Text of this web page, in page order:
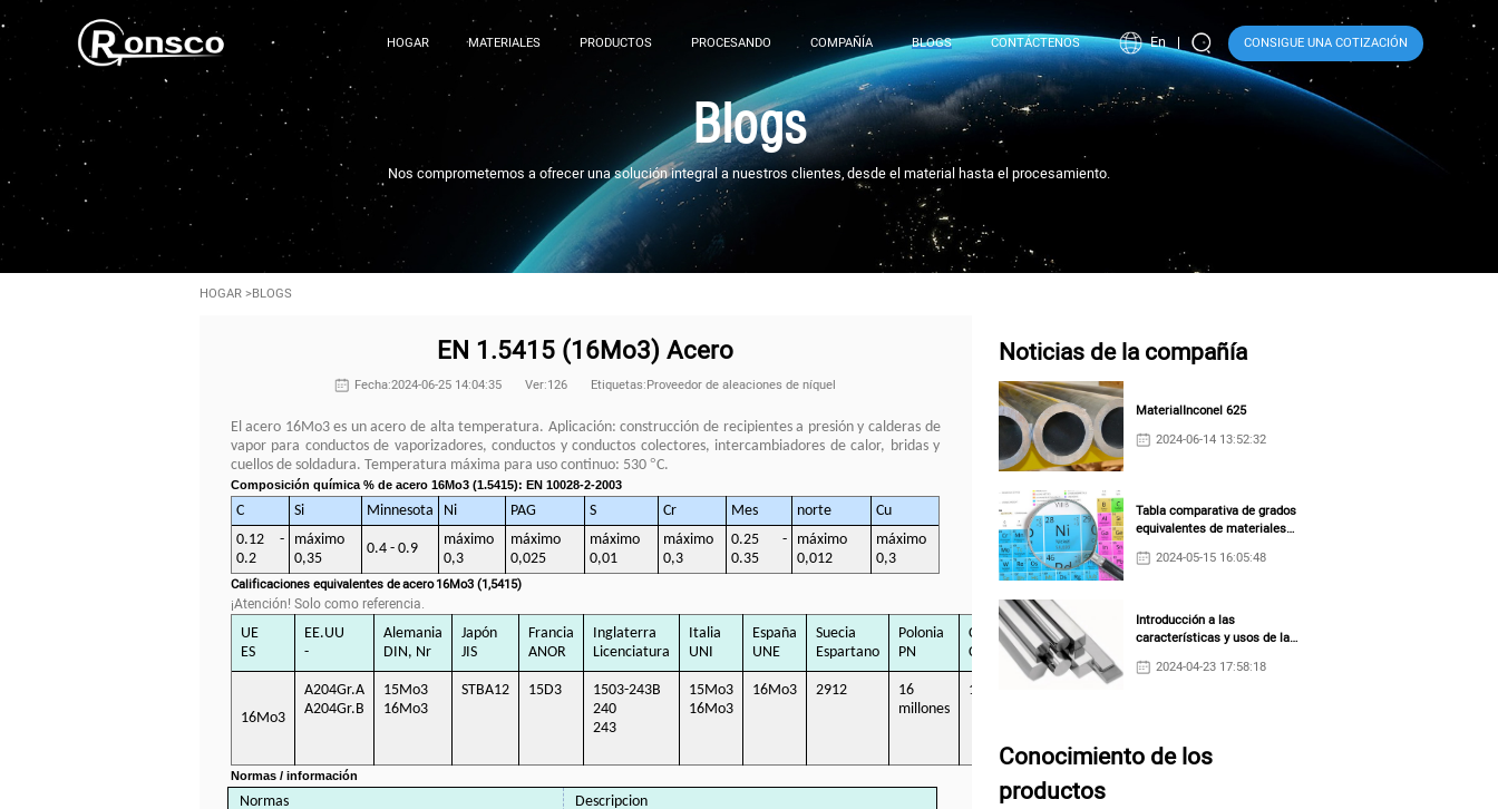
HOGAR MATERIALES PRODUCTOS PROCESANDO COMPAÑÍA BLOGS CONTÁCTENOS En CONSIGUE UNA COTIZACIÓN
Blogs
Nos comprometemos a ofrecer una solución integral a nuestros clientes, desde el material hasta el procesamiento.
HOGAR>BLOGS
EN 1.5415 (16Mo3) Acero
Fecha:2024-06-25 14:04:35 Ver:126 Etiquetas:Proveedor de aleaciones de níquel
El acero 16Mo3 es un acero de alta temperatura. Aplicación: construcción de recipientes a presión y calderas de
vapor para conductos de vaporizadores, conductos y conductos colectores, intercambiadores de calor, bridas y
cuellos de soldadura. Temperatura máxima para uso continuo: 530 °C.
Composición química % de acero 16Mo3 (1.5415): EN 10028-2-2003
C Si Minnesota Ni PAG S Cr Mes norte
Cu
0.12 -
0.2
máximo
0,35
0.4 - 0.9
máximo
0,3
máximo
0,025
máximo
0,01
máximo
0,3
0.25 -
0.35
máximo
0,012
máximo
0,3
Calificaciones equivalentes deacero 16Mo3 (1,5415)
¡Atención! Solo como referencia.
UE
ES
EE.UU
-
Alemania
DIN, Nr
Japón
JIS
Francia
ANOR
Inglaterra
Licenciatura
Italia
UNI
España
UNE
Suecia
Espartano
Polonia
PN
Chequia
CSN
Austria
ONORM
Enterrar
16Mo3
A204Gr.A
A204Gr.B
15Mo3
16Mo3
STBA12 15D3
1503-243B
240
243
15Mo3
16Mo3
16Mo3 2912
16
millones
15020
Normas / información
Normas Descripcion
Noticias de la compañía
MaterialInconel 625
2024-06-14 13:52:32
Tabla comparativa de grados
equivalentes de materiales
2024-05-15 16:05:48
Introducción a las
características y usos de la
2024-04-23 17:58:18
Conocimiento de los
productos